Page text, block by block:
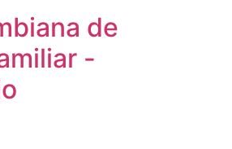
de
-